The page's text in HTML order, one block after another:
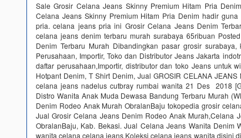
Sale Grosir Celana Jeans Skinny Premium Hitam Pria
Celana Jeans Skinny Premium Hitam Pria Denim hadir
pria. celana jeans pria ini Grosir Celana Jeans Denim
celana jeans denim terbaru murah surabaya 65ribuan
Denim Terbaru Murah Dibandingkan pasar grosir
Perusahaan, Importir, Toko dan Distributor Jeans Jakarta
daftar perusahaan,Importir, distributor dan toko Jeans untuk
Hotpant Denim, T Shirt Denim, Jual GROSIR CELANA
celana jeans nadelus cutbray rumbai wanita 21 Des 2018
Distro Wanita Anak Muda Dewasa Bandung Terbaru Murah
Denim Rodeo Anak Murah ObralanBaju tokopedia grosir
Jual Grosir Celana Jeans Denim Rodeo Anak Murah,Celana
ObralanBaju, Kab. Bekasi. Jual Celana Jeans Wanita Denim
wanita celana celana jeans Koleksi celana jeans wanita disini